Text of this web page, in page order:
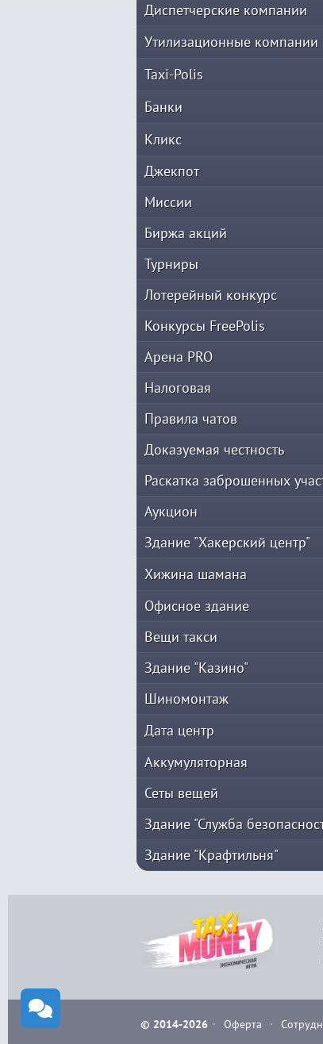
Диспетчерские компании
Утилизационные компании
Taxi-Polis
Банки
Кликс
Джекпот
Миссии
Биржа акций
Турниры
Лотерейный конкурс
Конкурсы FreePolis
Арена PRO
Налоговая
Правила чатов
Доказуемая честность
Раскатка заброшенных
Аукцион
Здание "Хакерский центр"
Хижина шамана
Офисное здание
Вещи такси
Здание "Казино"
Шиномонтаж
Дата центр
Аккумуляторная
Сеты вещей
Здание "Служба
Здание "Крафтильня"
© 2014-2026 · Оферта ·